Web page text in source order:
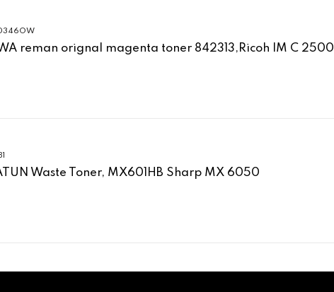
reman orignal magenta toner 842313,Ricoh IM C 2500
Waste Toner, MX601HB Sharp MX 6050